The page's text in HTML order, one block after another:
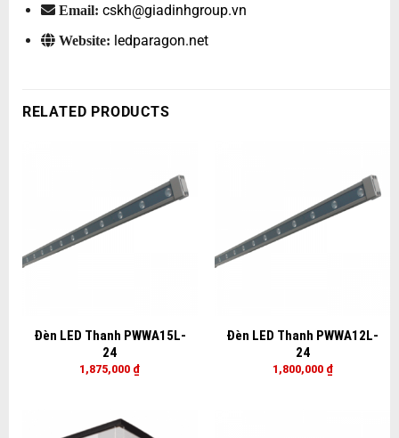
Email: cskh@giadinhgroup.vn
Website: ledparagon.net
RELATED PRODUCTS
Đèn LED Thanh PWWA15L-
24
1,875,000 ₫
Đèn LED Thanh PWWA12L-
24
1,800,000 ₫